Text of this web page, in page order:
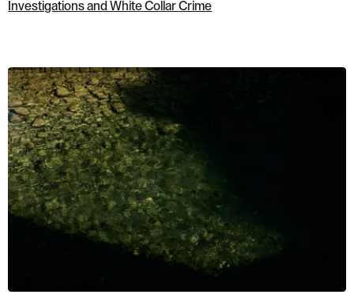
Investigations and White Collar Crime